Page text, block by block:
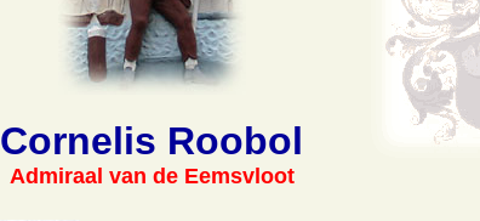
Cornelis Roobol
Admiraal van de Eemsvloot